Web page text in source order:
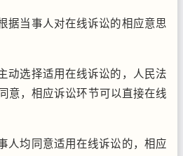
当事人对在线诉讼的相应意思
选择适用在线诉讼的，人民法
意，相应诉讼环节可以直接在线
均同意适用在线诉讼的，相应